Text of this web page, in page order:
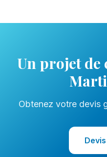
Un projet de
Obtenez votre devis